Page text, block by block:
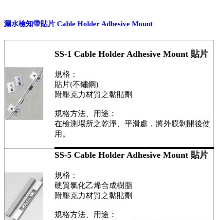
漏水檢知帶貼片 Cable Holder Adhesive Mount
SS-1 Cable Holder Adhesive Mount 貼片
規格：
貼片(不鏽鋼)
附壓克力材質之黏貼劑
規格方法、用途：
在檢測場所之乾淨、平滑處，將外膜剝開後使
用。
SS-5 Cable Holder Adhesive Mount 貼片
規格：
硬質氯化乙烯合成樹脂
附壓克力材質之黏貼劑
規格方法、用途：